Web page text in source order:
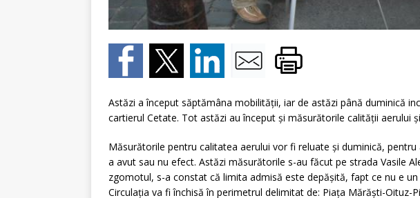
Astăzi a început săptămâna mobilităţii, iar de astăzi până duminică
cartierul Cetate. Tot astăzi au început şi măsurătorile calităţii aerului
Măsurătorile pentru calitatea aerului vor fi reluate şi duminică, pentru
a avut sau nu efect. Astăzi măsurătorile s-au făcut pe strada Vasile
zgomotul, s-a constat că limita admisă este depăşită, fapt ce nu e
Circulaţia va fi închisă în perimetrul delimitat de: Piaţa Mărăşti-Oituz-